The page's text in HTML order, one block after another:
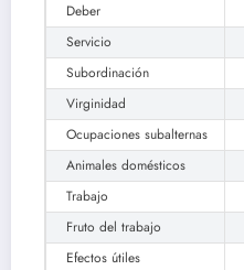
Deber
Servicio
Subordinación
Virginidad
Ocupaciones subalternas
Animales domésticos
Trabajo
Fruto del trabajo
Efectos útiles